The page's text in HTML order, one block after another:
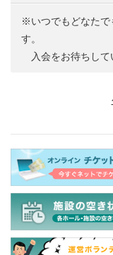
※いつでもどなたで
す。
入会をお待ちして